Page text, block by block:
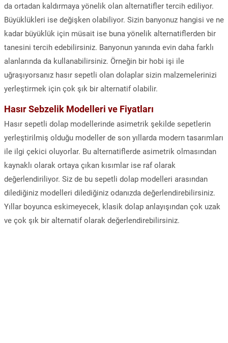
da ortadan kaldırmaya yönelik olan alternatifler tercih ediliyor.
Büyüklükleri ise değişken olabiliyor. Sizin banyonuz hangisi ve ne
kadar büyüklük için müsait ise buna yönelik alternatiflerden bir
tanesini tercih edebilirsiniz. Banyonun yanında evin daha farklı
alanlarında da kullanabilirsiniz. Örneğin bir hobi işi ile
uğraşıyorsanız hasır sepetli olan dolaplar sizin malzemelerinizi
yerleştirmek için çok şık bir alternatif olabilir.
Hasır Sebzelik Modelleri ve Fiyatları
Hasır sepetli dolap modellerinde asimetrik şekilde sepetlerin
yerleştirilmiş olduğu modeller de son yıllarda modern tasarımları
ile ilgi çekici oluyorlar. Bu alternatiflerde asimetrik olmasından
kaynaklı olarak ortaya çıkan kısımlar ise raf olarak
değerlendiriliyor. Siz de bu sepetli dolap modelleri arasından
dilediğiniz modelleri dilediğiniz odanızda değerlendirebilirsiniz.
Yıllar boyunca eskimeyecek, klasik dolap anlayışından çok uzak
ve çok şık bir alternatif olarak değerlendirebilirsiniz.